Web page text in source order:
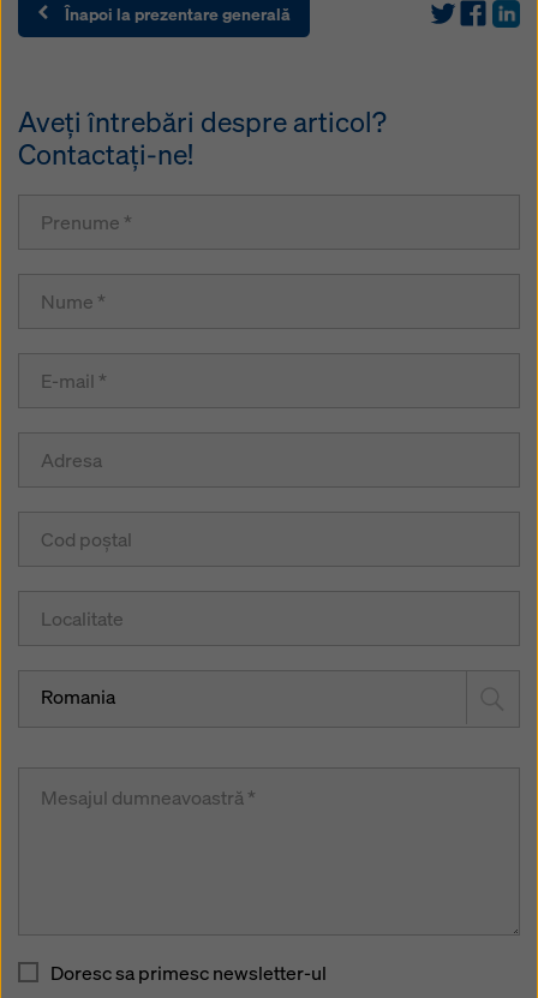
Înapoi la prezentare generală
Aveţi întrebări despre articol?
Contactaţi-ne!
Romania
Doresc sa primesc newsletter-ul